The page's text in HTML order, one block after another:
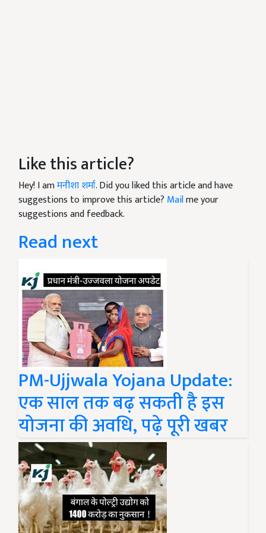
Like this article?
Hey! I amमनीशा शर्मा. Did you liked this article and have
suggestions to improve this article? Mailme your
suggestions and feedback.
Read next
PM-Ujjwala Yojana Update:
एक साल तक बढ़ सकती है इस
योजना की अवधि, पढ़े पूरी खबर